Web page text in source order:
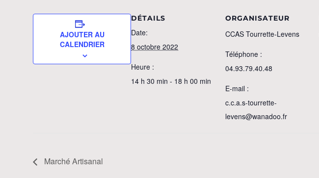
AJOUTER AU
CALENDRIER
DÉTAILS
Date:
8 octobre 2022
Heure :
14 h 30 min - 18 h 00 min
ORGANISATEUR
CCAS Tourrette-Levens
Téléphone :
04.93.79.40.48
E-mail :
c.c.a.s-tourrette-
levens@wanadoo.fr
Marché Artisanal